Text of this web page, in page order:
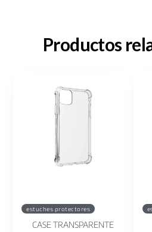
Productos
estuches protectores
CASE TRANSPARENTE